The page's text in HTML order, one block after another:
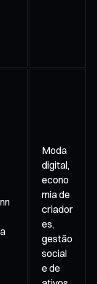
Moda
digital,
econo
mia de
criador
es,
gestão
social
e de